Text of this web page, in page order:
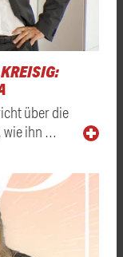
über die
wie ihn …